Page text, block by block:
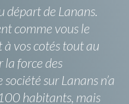
départ de Lanans.
comme vous le
vos cotés tout au
la force des
sur Lanans n’a
habitants, mais